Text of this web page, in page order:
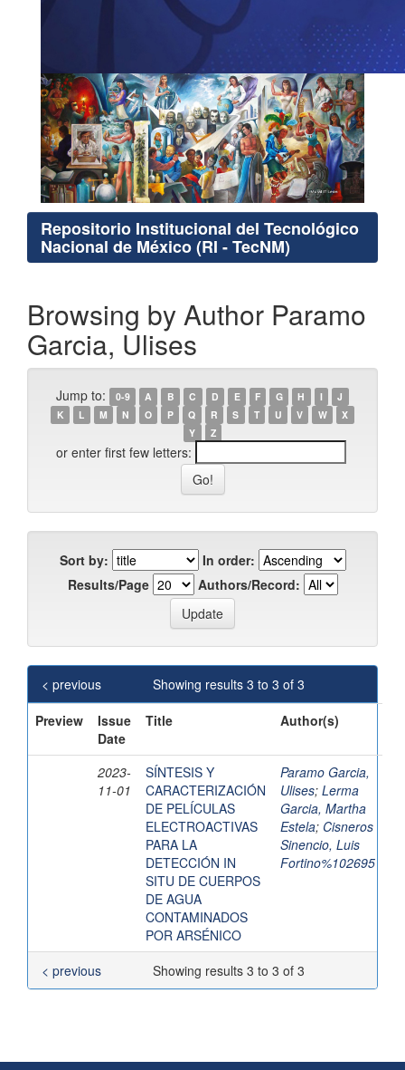
Repositorio Institucional del Tecnológico
Nacional de México (RI - TecNM)
Browsing by Author Paramo
Garcia, Ulises
Jump to: 0-9 A B C D E F G H I
J
K
L M N O P Q R S T U V W
X
Y
Z
or enter first few letters:
Sort by:
In order:
Results/Page
Authors/Record:
Showing results 3 to 3 of 3
< previous
Preview
Issue
Date
Title Author(s)
2023-
11-01
SÍNTESIS Y
CARACTERIZACIÓN
DE PELÍCULAS
ELECTROACTIVAS
PARA LA
DETECCIÓN IN
SITU DE CUERPOS
DE AGUA
CONTAMINADOS
POR ARSÉNICO
Paramo Garcia,
Ulises; Lerma
Garcia, Martha
Estela; Cisneros
Sinencio, Luis
Fortino%102695
Showing results 3 to 3 of 3
< previous